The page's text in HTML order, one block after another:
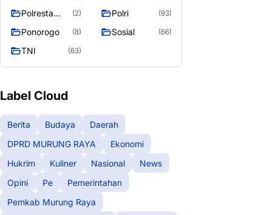
Tengah
Polresta
Raya
(2) Polri (93)
Ponorogo (8) Sosial (66)
TNI (63)
Label Cloud
Berita Budaya
Daerah
DPRD MURUNG RAYA
Ekonomi
Hukrim
Kuliner Nasional
News
Opini
Pe
Pemerintahan
Pemkab Murung Raya